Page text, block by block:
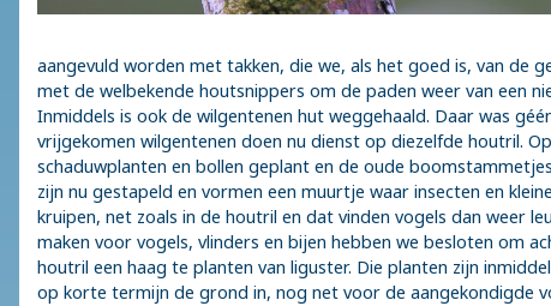
aangevuld worden met takken, die we, als het goed is, van de
met de welbekende houtsnippers om de paden weer van een
Inmiddels is ook de wilgentenen hut weggehaald. Daar was
vrijgekomen wilgentenen doen nu dienst op diezelfde houtril.
schaduwplanten en bollen geplant en de oude
zijn nu gestapeld en vormen een muurtje waar insecten en
kruipen, net zoals in de houtril en dat vinden vogels dan weer
maken voor vogels, vlinders en bijen hebben we besloten om
houtril een haag te planten van liguster. Die planten zijn
op korte termijn de grond in, nog net voor de aangekondigde